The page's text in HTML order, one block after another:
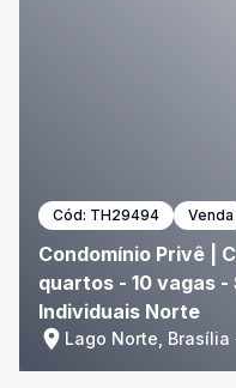
Cód: TH29494 Venda
Condomínio Privê |
quartos - 10 vagas
Individuais Norte
Lago Norte, Brasília